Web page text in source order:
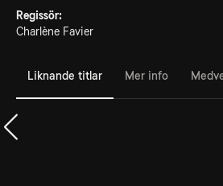
Regissör:
Charlène Favier
Liknande titlar Mer info